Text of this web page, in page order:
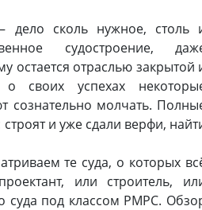
дело сколь нужное, столь
судостроение,
остается отраслью закрытой
о своих успехах
сознательно молчать.
и уже сдали верфи,
те суда, о которых
или строитель,
суда под классом РМРС.